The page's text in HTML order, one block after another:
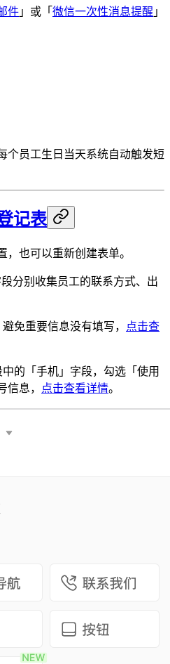
件 」或「微信一次性消息提醒 」
个员工生日当天系统自动触发短
记表
也可以重新创建表单。
分别收集员工的联系方式、出
免重要信息没有填写， 点击查
的「手机」字段，勾选「使用
息， 点击查看详情。